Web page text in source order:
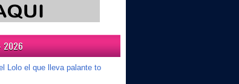
2026
Lolo el que lleva palante to